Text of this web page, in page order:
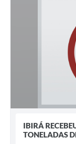
IBIRÁ
TONELADAS